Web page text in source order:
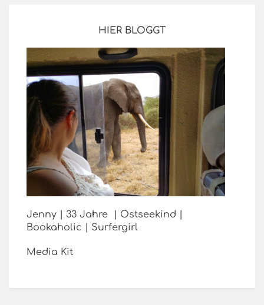
HIER BLOGGT
Jenny | 33 Jahre | Ostseekind |
Bookaholic | Surfergirl
Media Kit